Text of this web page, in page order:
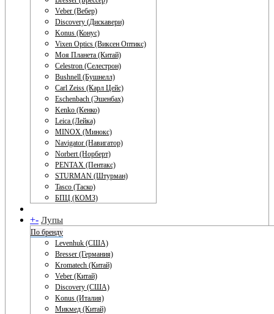
Veber (Вебер)
Discovery (Дискавери)
Konus (Конус)
Vixen Optics (Виксен Оптикс)
Моя Планета (Китай)
Celestron (Селестрон)
Bushnell (Бушнелл)
Carl Zeiss (Карл Цейс)
Eschenbach (Эшенбах)
Kenko (Кенко)
Leica (Лейка)
MINOX (Минокс)
Navigator (Навигатор)
Norbert (Норберт)
PENTAX (Пентакс)
STURMAN (Штурман)
Tasco (Таско)
БПЦ (КОМЗ)
+- Лупы
По бренду
Levenhuk (США)
Bresser (Германия)
Kromatech (Китай)
Veber (Китай)
Discovery (США)
Konus (Италия)
Микмед (Китай)